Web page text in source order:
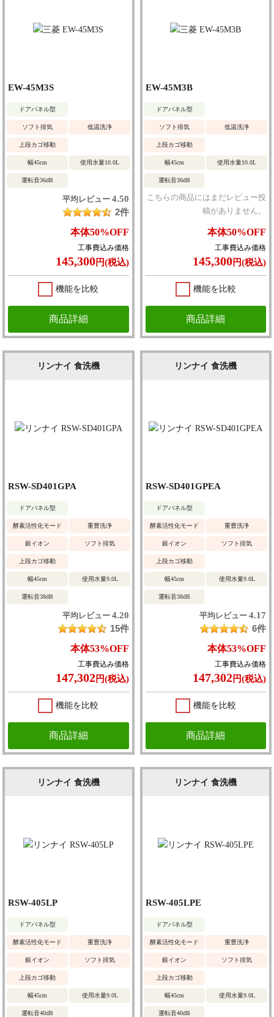
EW-45M3S
ドアパネル型
ソフト排気 低温洗浄
上段カゴ移動
幅45cm 使用水量10.0L
運転音36dB
平均レビュー 4.50
2件
本体50%OFF
工事費込み価格
145,300円(税込)
機能を比較
商品詳細
EW-45M3B
ドアパネル型
ソフト排気 低温洗浄
上段カゴ移動
幅45cm 使用水量10.0L
運転音36dB
こちらの商品にはまだレビュー投
稿がありません。
本体50%OFF
工事費込み価格
145,300円(税込)
機能を比較
商品詳細
リンナイ 食洗機
RSW-SD401GPA
ドアパネル型
酵素活性化モード 重曹洗浄
銀イオン ソフト排気
上段カゴ移動
幅45cm 使用水量9.0L
運転音38dB
平均レビュー 4.20
15件
本体53%OFF
工事費込み価格
147,302円(税込)
機能を比較
商品詳細
リンナイ 食洗機
RSW-SD401GPEA
ドアパネル型
酵素活性化モード 重曹洗浄
銀イオン ソフト排気
上段カゴ移動
幅45cm 使用水量9.0L
運転音38dB
平均レビュー 4.17
6件
本体53%OFF
工事費込み価格
147,302円(税込)
機能を比較
商品詳細
リンナイ 食洗機
RSW-405LP
ドアパネル型
酵素活性化モード 重曹洗浄
銀イオン ソフト排気
上段カゴ移動
幅45cm 使用水量9.0L
運転音40dB
リンナイ 食洗機
RSW-405LPE
ドアパネル型
酵素活性化モード 重曹洗浄
銀イオン ソフト排気
上段カゴ移動
幅45cm 使用水量9.0L
運転音40dB